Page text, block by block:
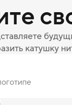
катушку